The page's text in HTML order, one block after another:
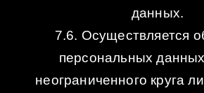
данных.
7.6. Осуществляется
персональных
неограниченного круга